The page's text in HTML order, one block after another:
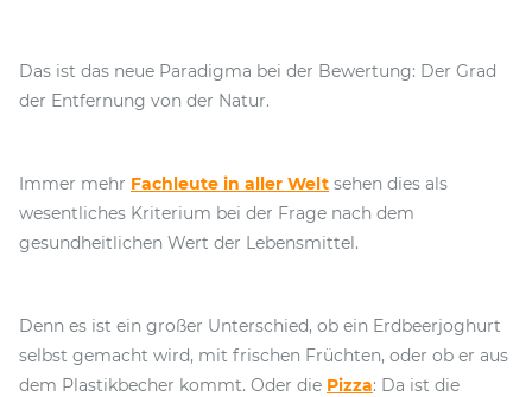
Das ist das neue Paradigma bei der Bewertung: Der Grad
der Entfernung von der Natur.
Immer mehr Fachleute in aller Welt sehen dies als
wesentliches Kriterium bei der Frage nach dem
gesundheitlichen Wert der Lebensmittel.
Denn es ist ein großer Unterschied, ob ein Erdbeerjoghurt
selbst gemacht wird, mit frischen Früchten, oder ob er aus
dem Plastikbecher kommt. Oder die Pizza: Da ist die